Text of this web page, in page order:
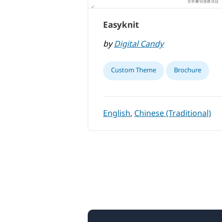
Easyknit
byDigital Candy
Custom Theme Brochure
English, Chinese (Traditional)